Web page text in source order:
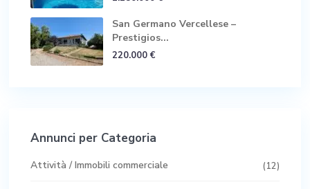
San Germano Vercellese –
Prestigios...
220.000 €
Annunci per Categoria
Attività / Immobili commerciale (12)